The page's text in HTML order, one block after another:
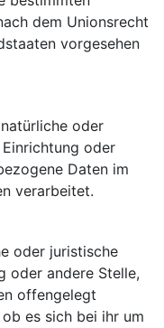
dem Unionsrecht
vorgesehen
oder
oder
Daten im
verarbeitet.
oder juristische
oder andere Stelle,
offengelegt
es sich bei ihr um